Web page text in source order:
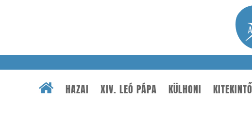
HAZAI XIV. LEÓ PÁPA KÜLHONI KITEKINTŐ